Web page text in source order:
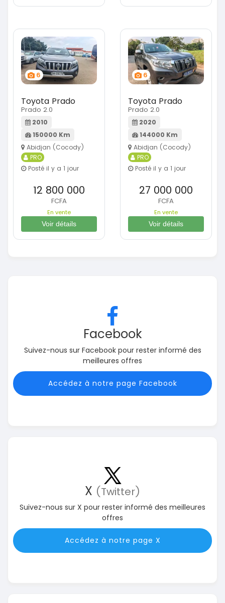
6
Toyota Prado
Prado 2.0
2010
150000 Km
Abidjan (Cocody)
PRO
Posté il y a 1 jour
12 800 000
FCFA
En vente
Voir détails
6
Toyota Prado
Prado 2.0
2020
144000 Km
Abidjan (Cocody)
PRO
Posté il y a 1 jour
27 000 000
FCFA
En vente
Voir détails
Facebook
Suivez-nous sur Facebook pour rester informé des
meilleures offres
Accédez à notre page Facebook
X (Twitter)
Suivez-nous sur X pour rester informé des meilleures
offres
Accédez à notre page X